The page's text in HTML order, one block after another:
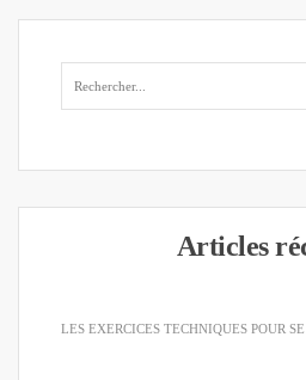
Articles
LES EXERCICES TECHNIQUES POUR